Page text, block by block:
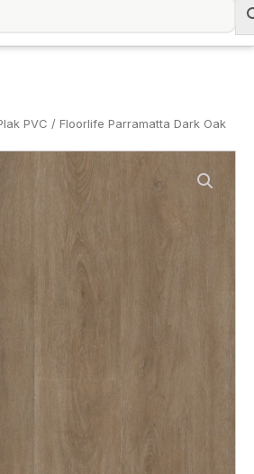
PVC / Floorlife Parramatta Dark Oak